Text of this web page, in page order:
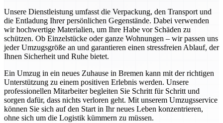
Unsere Dienstleistung umfasst die Verpackung, den Transport und
die Entladung Ihrer persönlichen Gegenstände. Dabei verwenden
wir hochwertige Materialien, um Ihre Habe vor Schäden zu
schützen. Ob Einzelstücke oder ganze Wohnungen – wir passen uns
jeder Umzugsgröße an und garantieren einen stressfreien Ablauf, der
Ihnen Sicherheit und Ruhe bietet.
Ein Umzug in ein neues Zuhause in Bremen kann mit der richtigen
Unterstützung zu einem positiven Erlebnis werden. Unsere
professionellen Mitarbeiter begleiten Sie Schritt für Schritt und
sorgen dafür, dass nichts verloren geht. Mit unserem Umzugsservice
können Sie sich auf den Start in Ihr neues Leben konzentrieren,
ohne sich um die Logistik kümmern zu müssen.